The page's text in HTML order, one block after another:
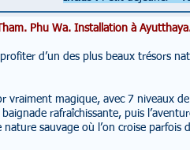
Phu Wa. Installation à
d’un des plus beaux trésors
vraiment magique, avec 7 niveaux
baignade rafraîchissante, puis
sauvage où l’on croise parfois